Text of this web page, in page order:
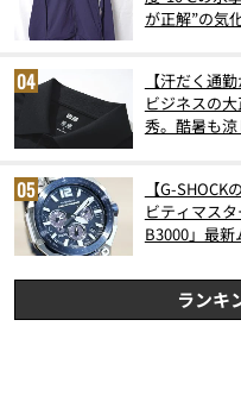
が正解”の気
【汗だく通
ビジネスの
秀。酷暑も
【G-
ビティマス
B3000」最
ランキ